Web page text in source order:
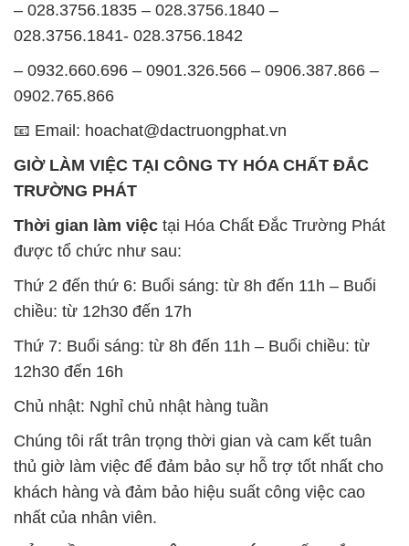
– 028.3756.1835 – 028.3756.1840 –
028.3756.1841- 028.3756.1842
– 0932.660.696 – 0901.326.566 – 0906.387.866 –
0902.765.866
📧 Email: hoachat@dactruongphat.vn
GIỜ LÀM VIỆC TẠI CÔNG TY HÓA CHẤT ĐẮC
TRƯỜNG PHÁT
Thời gian làm việc tại Hóa Chất Đắc Trường Phát
được tổ chức như sau:
Thứ 2 đến thứ 6: Buổi sáng: từ 8h đến 11h – Buổi
chiều: từ 12h30 đến 17h
Thứ 7: Buổi sáng: từ 8h đến 11h – Buổi chiều: từ
12h30 đến 16h
Chủ nhật: Nghỉ chủ nhật hàng tuần
Chúng tôi rất trân trọng thời gian và cam kết tuân
thủ giờ làm việc để đảm bảo sự hỗ trợ tốt nhất cho
khách hàng và đảm bảo hiệu suất công việc cao
nhất của nhân viên.